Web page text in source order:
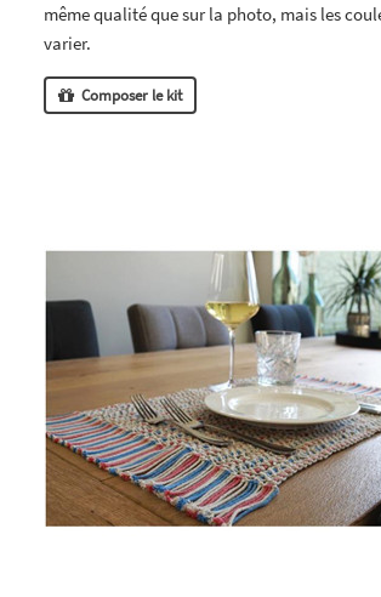
même qualité que sur la photo, mais les
varier.
Composer le kit